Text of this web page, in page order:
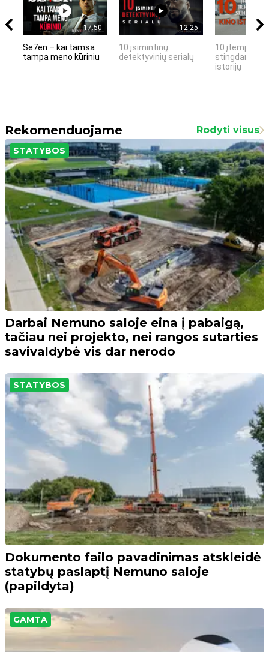
17:50
Se7en – kai tamsa
tampa meno kūriniu
12:25
10 įsimintinų
detektyvinių serialų
10 įtemptų,
stingdančių
istorijų
Rekomenduojame Rodyti visus
STATYBOS
Darbai Nemuno saloje eina į pabaigą,
tačiau nei projekto, nei rangos sutarties
savivaldybė vis dar nerodo
STATYBOS
Dokumento failo pavadinimas atskleidė
statybų paslaptį Nemuno saloje
(papildyta)
GAMTA